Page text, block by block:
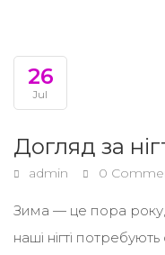
26
Jul
Догляд за
admin 0
Зима — це пора
наші нігті